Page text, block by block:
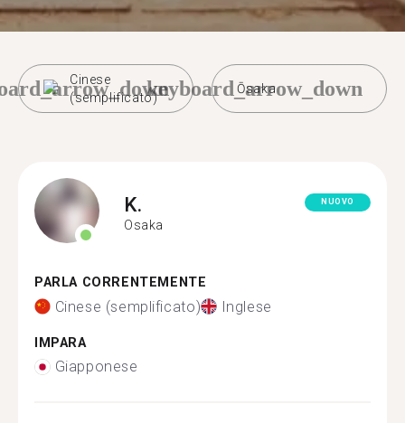
Cinese
(semplificato)
Ōsaka
keyboard_arrow_down
K.
Osaka
NUOVO
PARLA CORRENTEMENTE
Cinese (semplificato) Inglese
IMPARA
Giapponese